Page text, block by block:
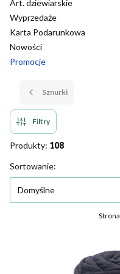
Art. dziewiarskie
Wyprzedaże
Karta Podarunkowa
Nowości
Promocje
Sznurki
Filtry
Produkty: 108
Lista produktów
Sortowanie:
Domyślne
Strona